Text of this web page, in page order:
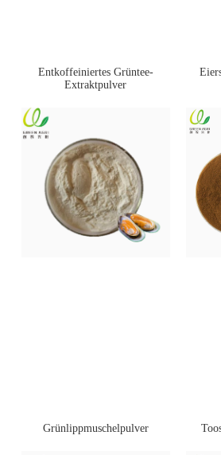
Entkoffeiniertes Grüntee-
Extraktpulver
Grünlippmuschelpulver